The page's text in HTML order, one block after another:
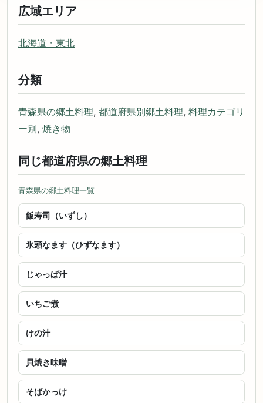
広域エリア
北海道・東北
分類
青森県の郷土料理, 都道府県別郷土料理, 料理カテゴリ
ー別, 焼き物
同じ都道府県の郷土料理
青森県の郷土料理一覧
飯寿司（いずし）
氷頭なます（ひずなます）
じゃっぱ汁
いちご煮
けの汁
貝焼き味噌
そばかっけ